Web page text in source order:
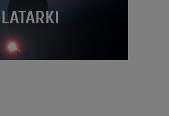
LATARKI